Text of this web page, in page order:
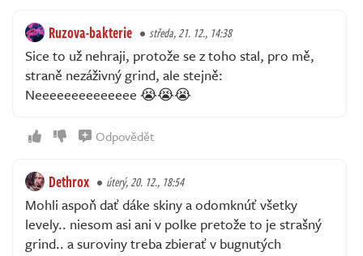
Ruzova-bakterie středa, 21. 12., 14:38
Sice to už nehraji, protože se z toho stal, pro mě,
straně nezáživný grind, ale stejně:
Neeeeeeeeeeeeee 😭😭😭
Odpovědět
Dethrox úterý, 20. 12., 18:54
Mohli aspoň dať dáke skiny a odomknúť všetky
levely.. niesom asi ani v polke pretože to je strašný
grind.. a suroviny treba zbierať v bugnutých